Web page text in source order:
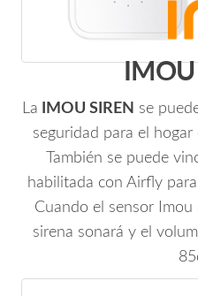
La IMOU SIREN se
seguridad para el
También se puede
habilitada con Airfly
Cuando el sensor
sirena sonará y el